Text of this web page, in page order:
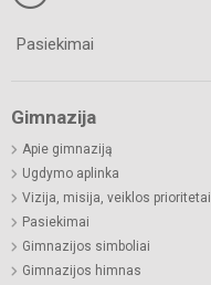
Pasiekimai
Gimnazija
Apie gimnaziją
Ugdymo aplinka
Vizija, misija, veiklos prioritetai
Pasiekimai
Gimnazijos simboliai
Gimnazijos himnas